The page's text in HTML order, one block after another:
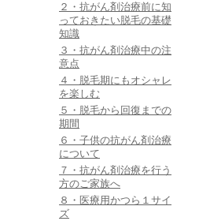
２・抗がん剤治療前に知
っておきたい脱毛の基礎
知識
３・抗がん剤治療中の注
意点
４・脱毛期にもオシャレ
を楽しむ
５・脱毛から回復までの
期間
６・子供の抗がん剤治療
について
７・抗がん剤治療を行う
方のご家族へ
８・医療用かつら１サイ
ズ